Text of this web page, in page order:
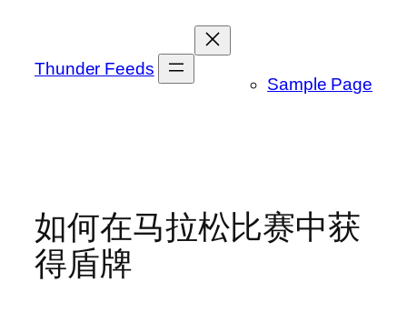
Thunder Feeds
Sample Page
如何在马拉松比赛中获
得盾牌